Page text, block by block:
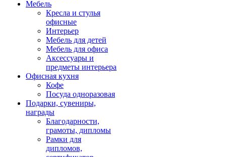
Мебель
Кресла и стулья
офисные
Интерьер
Мебель для детей
Мебель для офиса
Аксессуары и
предметы интерьера
Офисная кухня
Кофе
Посуда одноразовая
Подарки, сувениры,
награды
Благодарности,
грамоты, дипломы
Рамки для
дипломов,